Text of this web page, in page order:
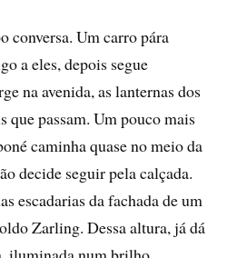
conversa. Um carro pára
a eles, depois segue
na avenida, as lanternas dos
que passam. Um pouco mais
caminha quase no meio da
decide seguir pela calçada.
escadarias da fachada de um
Zarling. Dessa altura, já dá